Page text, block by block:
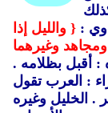
: { والليل إذا
وغيرهما
أقبل بظلامه .
: العرب تقول
. الخليل وغيره